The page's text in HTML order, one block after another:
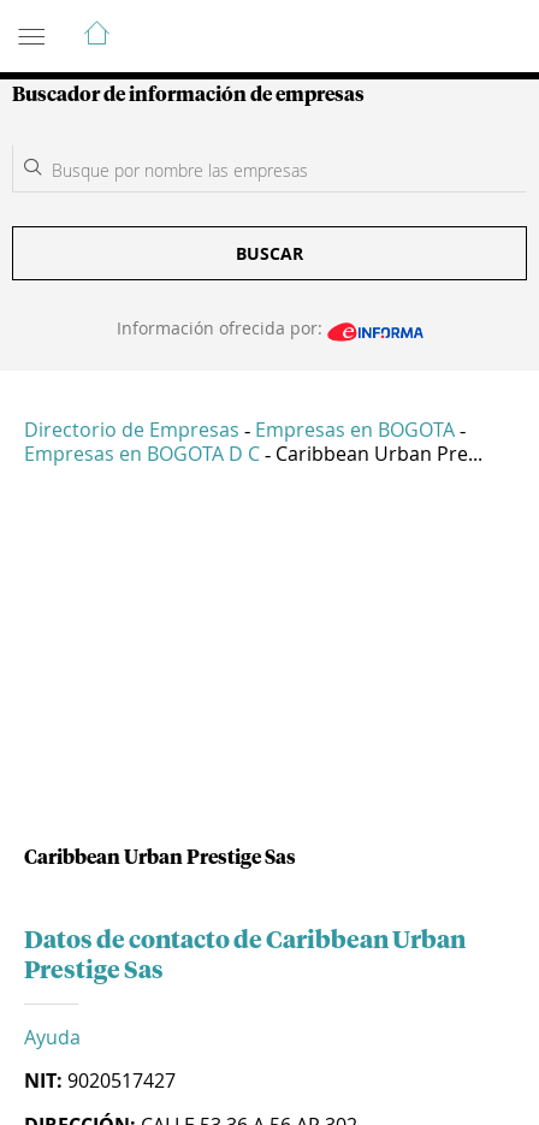
Guía de Empresas Colombianas
Buscador de información de empresas
BUSCAR
Información ofrecida por:
Directorio de Empresas - Empresas en BOGOTA -
Empresas en BOGOTA D C - Caribbean Urban Pre...
Caribbean Urban Prestige Sas
Datos de contacto de Caribbean Urban
Prestige Sas
Ayuda
NIT: 9020517427